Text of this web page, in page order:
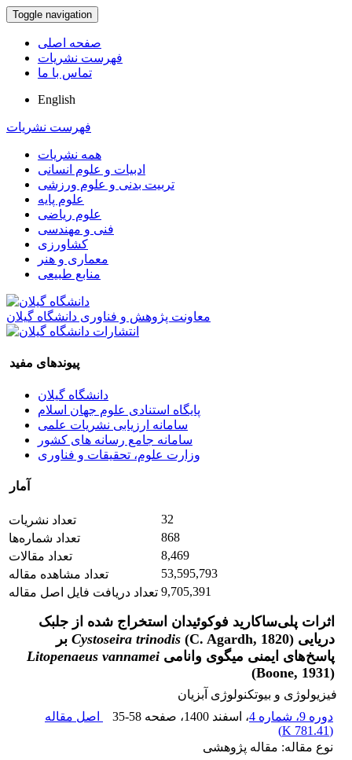
Toggle navigation
صفحه اصلی
فهرست نشریات
تماس با ما
English
فهرست نشریات
همه نشریات
ادبیات و علوم انسانی
تربیت بدنی و علوم ورزشی
علوم پایه
علوم ریاضی
فنی و مهندسی
کشاورزی
معماری و هنر
منابع طبیعی
معاونت پژوهش و فناوری دانشگاه گیلان
پیوندهای مفید
دانشگاه گیلان
پایگاه استنادی علوم جهان اسلام
سامانه ارزیابی نشریات علمی
سامانه جامع رسانه های کشور
وزارت علوم، تحقیقات و فناوری
آمار
تعداد نشریات
32
تعداد شماره‌ها
868
تعداد مقالات
8,469
تعداد مشاهده مقاله
53,595,793
تعداد دریافت فایل اصل مقاله 9,705,391
اثرات پلی‌ساکارید فوکوئیدان استخراج شده از جلبک
دریایی
Cystoseira trinodis (C. Agardh, 1820) بر
پاسخ‌های ایمنی میگوی وانامی Litopenaeus vannamei
(Boone, 1931)
فیزیولوژی و بیوتکنولوژی آبزیان
دوره 9، شماره 4
، اسفند 1400 ، صفحه 35-58
اصل مقاله
(
781.41 K
)
نوع مقاله: مقاله پژوهشی